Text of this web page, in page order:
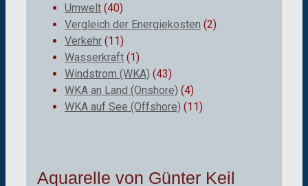
Umwelt (40)
Vergleich der Energiekosten (2)
Verkehr (11)
Wasserkraft (1)
Windstrom (WKA) (43)
WKA an Land (Onshore) (4)
WKA auf See (Offshore) (11)
Aquarelle von Günter Keil